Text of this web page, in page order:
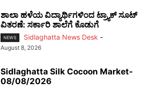
ಶಾಲಾ ಹಳೆಯ ವಿದ್ಯಾರ್ಥಿಗಳಿಂದ ಟ್ರ್ಯಾಕ್‌ ಸೂಟ್
ವಿತರಣೆ: ಸರ್ಕಾರಿ ಶಾಲೆಗೆ ಕೊಡುಗೆ
NEWS Sidlaghatta News Desk -
August 8, 2026
Sidlaghatta Silk Cocoon Market-
08/08/2026